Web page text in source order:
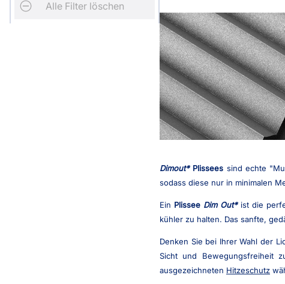
Alle Filter löschen
Dimout Plissees sind echte
sodass diese nur in minimalen
Ein Plissee Dim Out ist die
kühler zu halten. Das sanfte,
Denken Sie bei Ihrer Wahl der
Sicht und Bewegungsfreiheit
ausgezeichneten Hitzeschutz